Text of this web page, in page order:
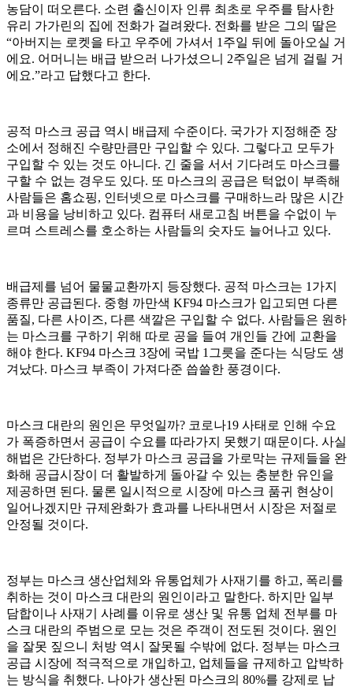
농담이 떠오른다. 소련 출신이자 인류 최초로 우주를 탐사한
유리 가가린의 집에 전화가 걸려왔다. 전화를 받은 그의 딸은
“아버지는 로켓을 타고 우주에 가셔서 1주일 뒤에 돌아오실 거
에요. 어머니는 배급 받으러 나가셨으니 2주일은 넘게 걸릴 거
에요.”라고 답했다고 한다.
공적 마스크 공급 역시 배급제 수준이다. 국가가 지정해준 장
소에서 정해진 수량만큼만 구입할 수 있다. 그렇다고 모두가
구입할 수 있는 것도 아니다. 긴 줄을 서서 기다려도 마스크를
구할 수 없는 경우도 있다. 또 마스크의 공급은 턱없이 부족해
사람들은 홈쇼핑, 인터넷으로 마스크를 구매하느라 많은 시간
과 비용을 낭비하고 있다. 컴퓨터 새로고침 버튼을 수없이 누
르며 스트레스를 호소하는 사람들의 숫자도 늘어나고 있다.
배급제를 넘어 물물교환까지 등장했다. 공적 마스크는 1가지
종류만 공급된다. 중형 까만색 KF94 마스크가 입고되면 다른
품질, 다른 사이즈, 다른 색깔은 구입할 수 없다. 사람들은 원하
는 마스크를 구하기 위해 따로 공을 들여 개인들 간에 교환을
해야 한다. KF94 마스크 3장에 국밥 1그릇을 준다는 식당도 생
겨났다. 마스크 부족이 가져다준 씁쓸한 풍경이다.
마스크 대란의 원인은 무엇일까? 코로나19 사태로 인해 수요
가 폭증하면서 공급이 수요를 따라가지 못했기 때문이다. 사실
해법은 간단하다. 정부가 마스크 공급을 가로막는 규제들을 완
화해 공급시장이 더 활발하게 돌아갈 수 있는 충분한 유인을
제공하면 된다. 물론 일시적으로 시장에 마스크 품귀 현상이
일어나겠지만 규제완화가 효과를 나타내면서 시장은 저절로
안정될 것이다.
정부는 마스크 생산업체와 유통업체가 사재기를 하고, 폭리를
취하는 것이 마스크 대란의 원인이라고 말한다. 하지만 일부
담합이나 사재기 사례를 이유로 생산 및 유통 업체 전부를 마
스크 대란의 주범으로 모는 것은 주객이 전도된 것이다. 원인
을 잘못 짚으니 처방 역시 잘못될 수밖에 없다. 정부는 마스크
공급 시장에 적극적으로 개입하고, 업체들을 규제하고 압박하
는 방식을 취했다. 나아가 생산된 마스크의 80%를 강제로 납